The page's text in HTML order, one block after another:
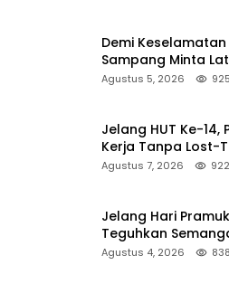
Demi
Sampang Minta
ke Lokasi Aman
Agustus 5, 2026 925
Jelang HUT Ke-14,
Kerja Tanpa Lost-
Agustus 7, 2026 922
Jelang Hari
Teguhkan
Ziarah Pahlawan
Agustus 4, 2026 838